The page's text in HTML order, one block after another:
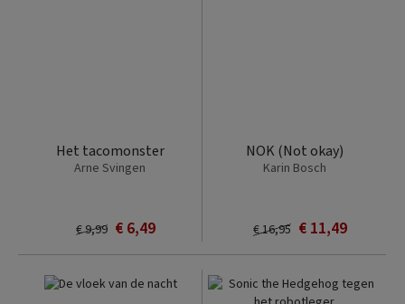
Het tacomonster
Arne Svingen
€ 6,49
€ 9,99
NOK (Not okay)
Karin Bosch
€ 11,49
€ 16,95